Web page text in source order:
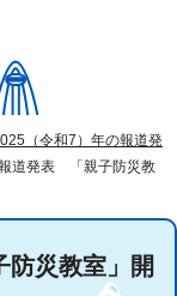
（令和7）年の報道発
道発表 「親子防災教
災教室」開